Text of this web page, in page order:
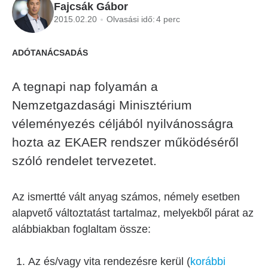
Fajcsák Gábor
2015.02.20 Olvasási idő:4 perc
ADÓTANÁCSADÁS
A tegnapi nap folyamán a
Nemzetgazdasági Minisztérium
véleményezés céljából nyilvánosságra
hozta az EKAER rendszer működéséről
szóló rendelet tervezetet.
Az ismertté vált anyag számos, némely esetben
alapvető változtatást tartalmaz, melyekből párat az
alábbiakban foglaltam össze:
Az és/vagy vita rendezésre kerül (korábbi